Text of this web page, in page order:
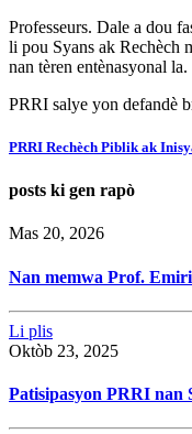
Professeurs. Dale a dou
li pou Syans ak Rechèch
nan tèren entènasyonal la.
PRRI salye yon defandè
PRRI Rechèch Piblik ak
posts ki gen rapò
Mas 20, 2026
Nan memwa Prof.
Li plis
Oktòb 23, 2025
Patisipasyon PRRI nan